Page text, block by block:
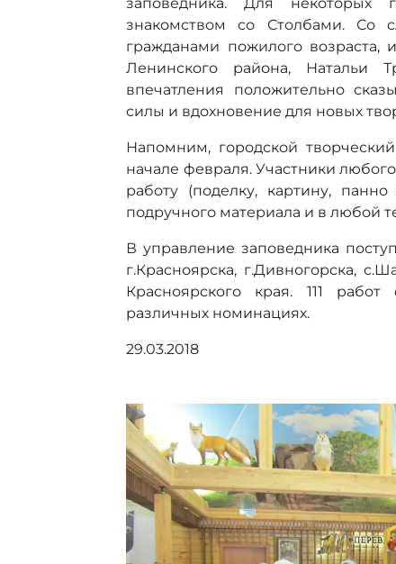
знакомством со Столбами. Со
гражданами пожилого
Ленинского района, Натальи
впечатления положительно
силы и вдохновение для новых
Напомним, городской
начале февраля. Участники
работу (поделку, картину,
подручного материала и в любой
В управление заповедника
г.Красноярска, г.Дивногорска,
Красноярского края. 111
различных номинациях.
29.03.2018